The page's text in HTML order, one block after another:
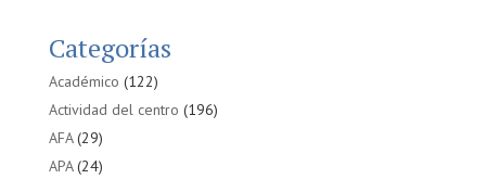
Categorías
Académico (122)
Actividad del centro (196)
AFA(29)
APA(24)